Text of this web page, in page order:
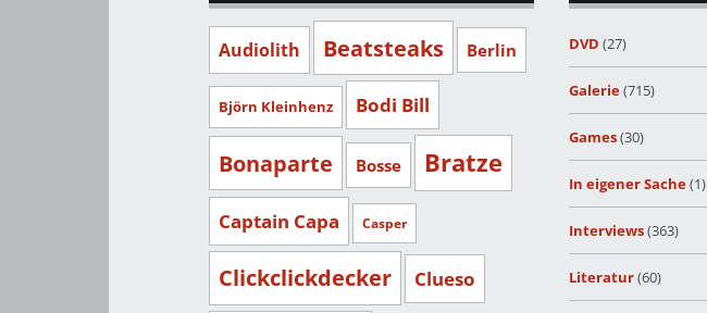
Audiolith Beatsteaks Berlin
Björn Kleinhenz Bodi Bill
Bonaparte Bosse Bratze
Captain Capa Casper
Clickclickdecker Clueso
DVD (27)
Galerie(715)
Games(30)
In eigener Sache(1)
Interviews(363)
Literatur(60)